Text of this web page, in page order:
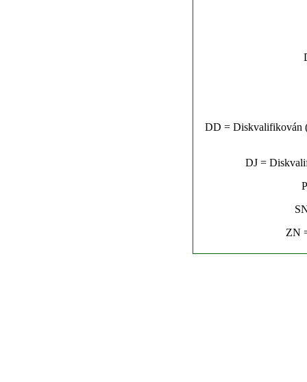
DD = Diskvalifikován
DJ =
ZN